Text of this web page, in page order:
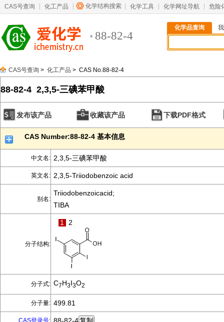
CAS号查询 化工产品 化学结构搜索 化学工具 化学网址导航 危险
88-82-4
化学品查询
CAS号查询 > 化工产品 > CAS No.88-82-4
88-82-4 2,3,5-三碘苯甲酸
发布该产品 收藏该产品 下载PDF格式
CAS Number:88-82-4 基本信息
中文名: 2,3,5-三碘苯甲酸
英文名: 2,3,5-Triiodobenzoic acid
别名:
Triiodobenzoicacid;
TIBA
分子结构:
1 2
分子式: C7H3I3O2
分子量: 499.81
CAS登录号: